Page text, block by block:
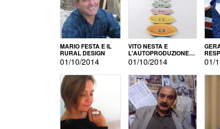
MARIO FESTA E IL
RURAL DESIGN
01/10/2014
VITO NESTA E
L'AUTOPRODUZIONE
COME RECUPERO DEI
SIMBOLI
01/10/2014 01/